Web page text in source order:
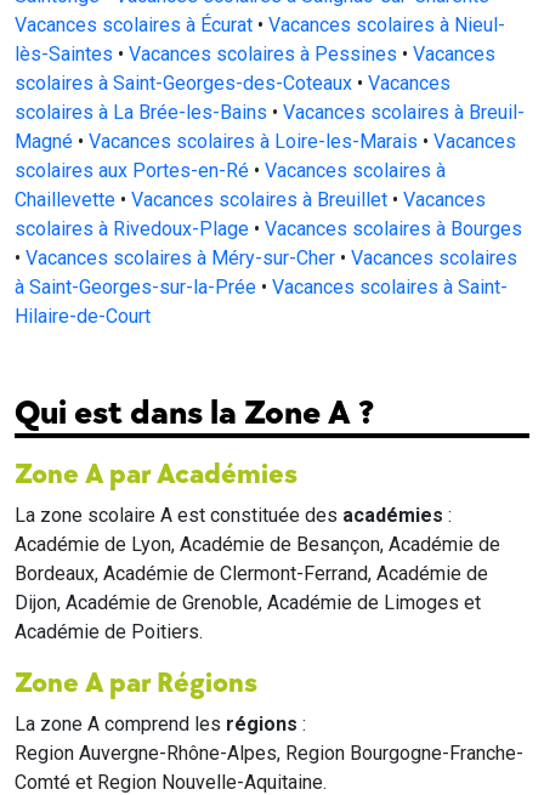
Vacances scolaires à Écurat • Vacances scolaires à Nieul-
lès-Saintes • Vacances scolaires à Pessines • Vacances
scolaires à Saint-Georges-des-Coteaux • Vacances
scolaires à La Brée-les-Bains • Vacances scolaires à Breuil-
Magné • Vacances scolaires à Loire-les-Marais • Vacances
scolaires aux Portes-en-Ré • Vacances scolaires à
Chaillevette • Vacances scolaires à Breuillet • Vacances
scolaires à Rivedoux-Plage • Vacances scolaires à Bourges
• Vacances scolaires à Méry-sur-Cher • Vacances scolaires
à Saint-Georges-sur-la-Prée • Vacances scolaires à Saint-
Hilaire-de-Court
Qui est dans la Zone A ?
Zone A par Académies
La zone scolaire A est constituée des académies :
Académie de Lyon, Académie de Besançon, Académie de
Bordeaux, Académie de Clermont-Ferrand, Académie de
Dijon, Académie de Grenoble, Académie de Limoges et
Académie de Poitiers.
Zone A par Régions
La zone A comprend les régions :
Region Auvergne-Rhône-Alpes, Region Bourgogne-Franche-
Comté et Region Nouvelle-Aquitaine.